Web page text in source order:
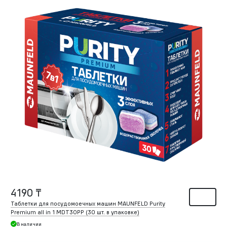
4190 ₸
Таблетки для посудомоечных машин MAUNFELD Purity
Premium all in 1 MDT30PP (30 шт. в упаковке)
В наличии